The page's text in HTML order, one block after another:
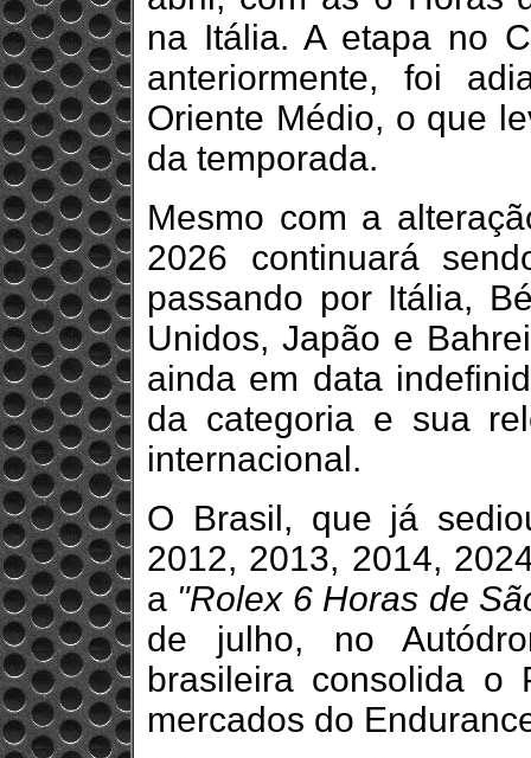
na Itália. A etapa no
anteriormente, foi
Oriente Médio, o que
da temporada.
Mesmo com a
2026 continuará
passando por Itália,
Unidos, Japão e
ainda em data
da categoria e sua
internacional.
O Brasil, que já
2012, 2013, 2014,
a "Rolex 6 Horas de
de julho, no
brasileira consolida o
mercados do